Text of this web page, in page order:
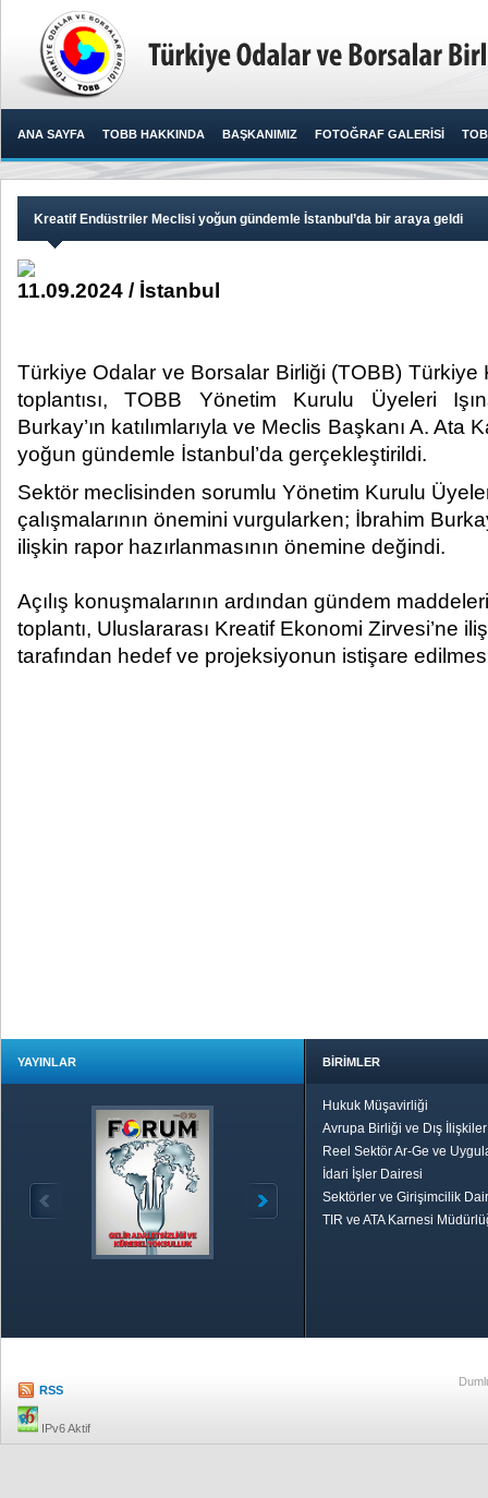
ANA SAYFA TOBB HAKKINDA BAŞKANIMIZ FOTOĞRAF GALERİSİ
Kreatif Endüstriler Meclisi yoğun gündemle İstanbul’da bir araya geldi
11.09.2024 / İstanbul
Türkiye Odalar ve Borsalar Birliği (TOBB) Türkiye
toplantısı, TOBB Yönetim Kurulu Üyeleri
Burkay’ın katılımlarıyla ve Meclis Başkanı A. Ata
yoğun gündemle İstanbul’da gerçekleştirildi. ​
Sektör meclisinden sorumlu Yönetim Kurulu
çalışmalarının önemini vurgularken; İbrahim
ilişkin rapor hazırlanmasının önemine değindi.
Açılış konuşmalarının ardından gündem
toplantı, Uluslararası Kreatif Ekonomi Zirvesi’ne
tarafından hedef ve projeksiyonun istişare
YAYINLAR BİRİMLER
Hukuk Müşavirliği
Avrupa Birliği ve Dış
Reel Sektör Ar-Ge ve
İdari İşler Dairesi
Sektörler ve Girişimcilik
TIR ve ATA Karnesi
RSS
IPv6 Aktif